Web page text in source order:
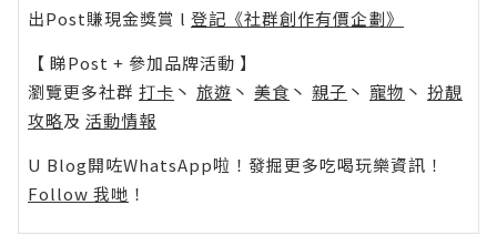
出Post賺現金獎賞 l 登記《社群創作有價企劃》
【 睇Post + 參加品牌活動 】
瀏覽更多社群 打卡 丶 旅遊 丶 美食 丶 親子 丶 寵物 丶 扮靚
攻略及 活動情報
U Blog開咗WhatsApp啦！發掘更多吃喝玩樂資訊！
Follow 我哋 ！